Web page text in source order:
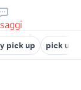
pick up pick up